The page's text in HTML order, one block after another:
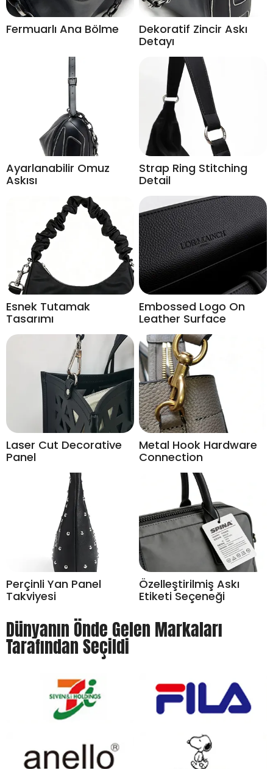
Fermuarlı Ana Bölme
Dekoratif Zincir Askı
Detayı
Ayarlanabilir Omuz
Askısı
Strap Ring Stitching
Detail
Esnek Tutamak
Tasarımı
Embossed Logo On
Leather Surface
Laser Cut Decorative
Panel
Metal Hook Hardware
Connection
Perçinli Yan Panel
Takviyesi
Özelleştirilmiş Askı
Etiketi Seçeneği
Dünyanın Önde Gelen Markaları
Tarafından Seçildi